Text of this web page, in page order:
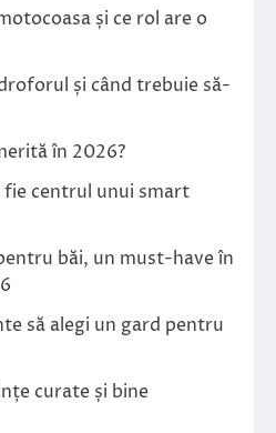
și ce rol are o
și când trebuie să-
în 2026?
fie centrul unui smart
băi, un must-have în
să alegi un gard pentru
curate și bine